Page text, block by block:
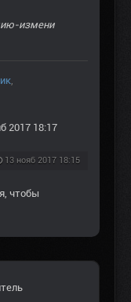
измени
2017 18:17
13 нояб 2017 18:15
, чтобы